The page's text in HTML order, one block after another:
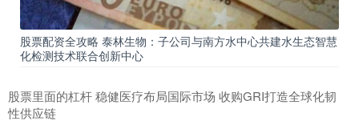
股票配资全攻略 泰林生物：子公司与南方水中心共建水生态智慧
化检测技术联合创新中心
股票里面的杠杆 稳健医疗布局国际市场 收购GRI打造全球化韧
性供应链